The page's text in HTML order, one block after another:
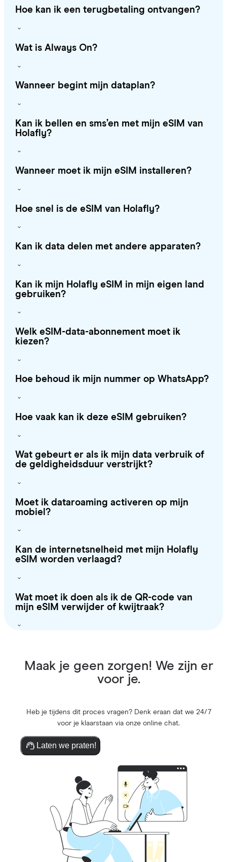
Hoe kan ik een terugbetaling ontvangen?
Wat is Always On?
Wanneer begint mijn dataplan?
Kan ik bellen en sms’en met mijn eSIM van
Holafly?
Wanneer moet ik mijn eSIM installeren?
Hoe snel is de eSIM van Holafly?
Kan ik data delen met andere apparaten?
Kan ik mijn Holafly eSIM in mijn eigen land
gebruiken?
Welk eSIM-data-abonnement moet ik
kiezen?
Hoe behoud ik mijn nummer op WhatsApp?
Hoe vaak kan ik deze eSIM gebruiken?
Wat gebeurt er als ik mijn data verbruik of
de geldigheidsduur verstrijkt?
Moet ik dataroaming activeren op mijn
mobiel?
Kan de internetsnelheid met mijn Holafly
eSIM worden verlaagd?
Wat moet ik doen als ik de QR-code van
mijn eSIM verwijder of kwijtraak?
Maak je geen zorgen! We zijn er
voor je.
Heb je tijdens dit proces vragen? Denk eraan dat we 24/7
voor je klaarstaan via onze online chat.
Laten we praten!